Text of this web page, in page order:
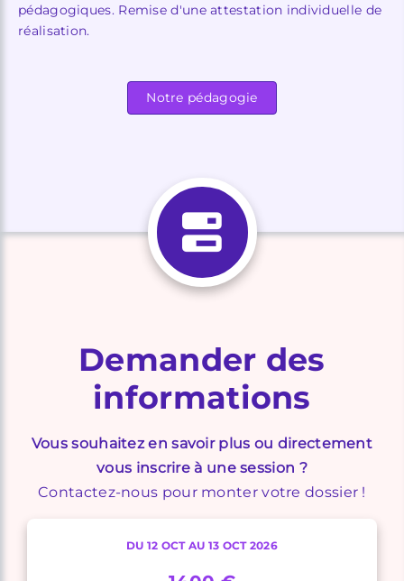
pédagogiques. Remise d'une attestation individuelle de
réalisation.
Notre pédagogie
Demander des
informations
Vous souhaitez en savoir plus ou directement
vous inscrire à une session ?
Contactez-nous pour monter votre dossier !
DU 12 OCT AU 13 OCT 2026